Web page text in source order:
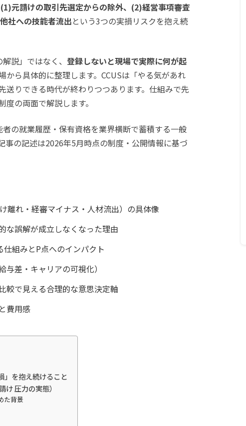
元請けの取引先選定からの除外、(2)経営事項審査
社への技能者流出という3つの実損リスクを抱え続
説」ではなく、 登録しないと現場で実際に何が起
ら具体的に整理します。CCUSは「やる気があれ
りできる時代が終わりつつあります。仕組みで先
の両面で解説します。
の就業履歴・保有資格を業界横断で蓄積する一般
の記述は2026年5月時点の制度・公開情報に基づ
離れ・経審マイナス・人材流出）の具体像
な誤解が成立しなくなった理由
組みとP点へのインパクト
差・キャリアの可視化）
較で見える合理的な意思決定軸
費用感
」を抱え続けること
け 圧力の実態）
た背景